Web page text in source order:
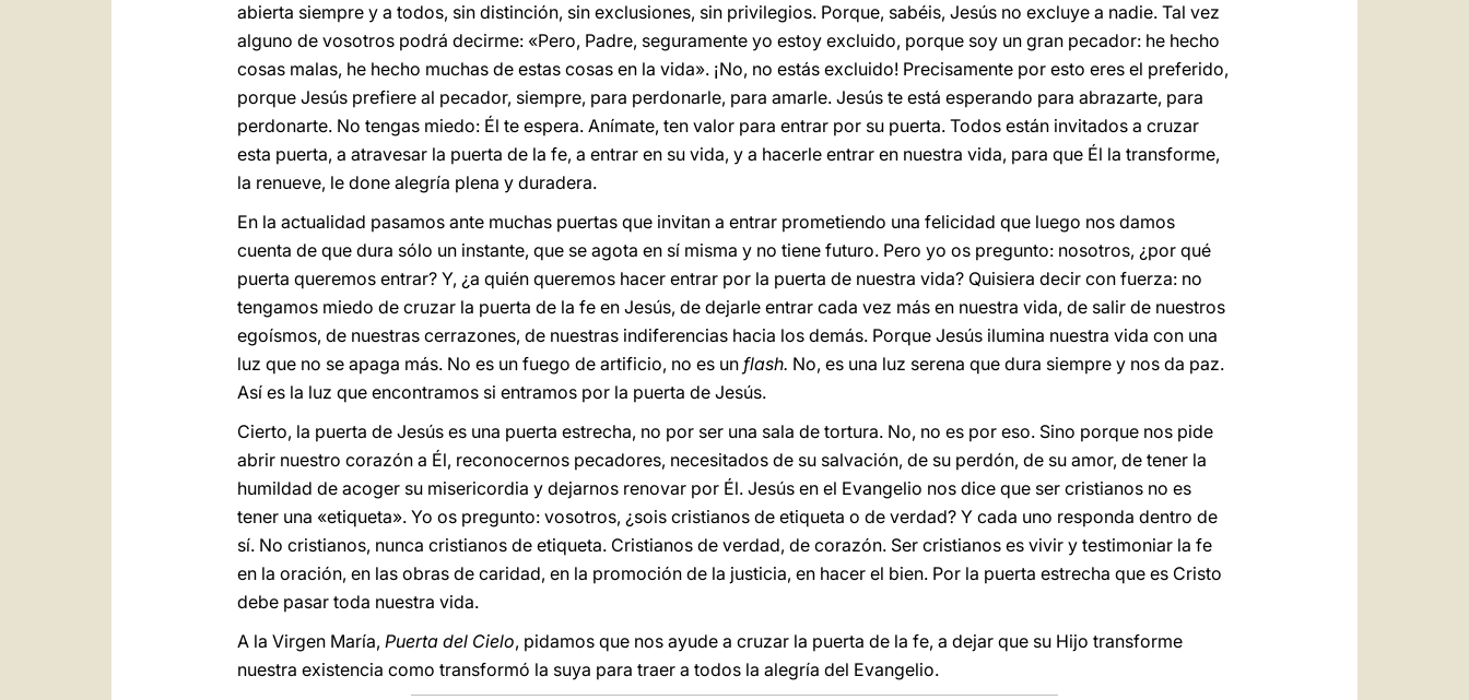
abierta siempre y a todos, sin distinción, sin exclusiones, sin privilegios. Porque, sabéis, Jesús no excluye a nadie. Tal vez
alguno de vosotros podrá decirme: «Pero, Padre, seguramente yo estoy excluido, porque soy un gran pecador: he hecho
cosas malas, he hecho muchas de estas cosas en la vida». ¡No, no estás excluido! Precisamente por esto eres el preferido,
porque Jesús prefiere al pecador, siempre, para perdonarle, para amarle. Jesús te está esperando para abrazarte, para
perdonarte. No tengas miedo: Él te espera. Anímate, ten valor para entrar por su puerta. Todos están invitados a cruzar
esta puerta, a atravesar la puerta de la fe, a entrar en su vida, y a hacerle entrar en nuestra vida, para que Él la transforme,
la renueve, le done alegría plena y duradera.
En la actualidad pasamos ante muchas puertas que invitan a entrar prometiendo una felicidad que luego nos damos
cuenta de que dura sólo un instante, que se agota en sí misma y no tiene futuro. Pero yo os pregunto: nosotros, ¿por qué
puerta queremos entrar? Y, ¿a quién queremos hacer entrar por la puerta de nuestra vida? Quisiera decir con fuerza: no
tengamos miedo de cruzar la puerta de la fe en Jesús, de dejarle entrar cada vez más en nuestra vida, de salir de nuestros
egoísmos, de nuestras cerrazones, de nuestras indiferencias hacia los demás. Porque Jesús ilumina nuestra vida con una
luz que no se apaga más. No es un fuego de artificio, no es un flash. No, es una luz serena que dura siempre y nos da paz.
Así es la luz que encontramos si entramos por la puerta de Jesús.
Cierto, la puerta de Jesús es una puerta estrecha, no por ser una sala de tortura. No, no es por eso. Sino porque nos pide
abrir nuestro corazón a Él, reconocernos pecadores, necesitados de su salvación, de su perdón, de su amor, de tener la
humildad de acoger su misericordia y dejarnos renovar por Él. Jesús en el Evangelio nos dice que ser cristianos no es
tener una «etiqueta». Yo os pregunto: vosotros, ¿sois cristianos de etiqueta o de verdad? Y cada uno responda dentro de
sí. No cristianos, nunca cristianos de etiqueta. Cristianos de verdad, de corazón. Ser cristianos es vivir y testimoniar la fe
en la oración, en las obras de caridad, en la promoción de la justicia, en hacer el bien. Por la puerta estrecha que es Cristo
debe pasar toda nuestra vida.
A la Virgen María, Puerta del Cielo, pidamos que nos ayude a cruzar la puerta de la fe, a dejar que su Hijo transforme
nuestra existencia como transformó la suya para traer a todos la alegría del Evangelio.